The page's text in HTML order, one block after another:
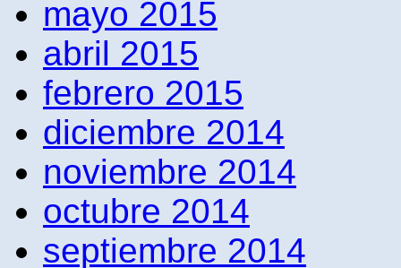
mayo 2015
abril 2015
febrero 2015
diciembre 2014
noviembre 2014
octubre 2014
septiembre 2014